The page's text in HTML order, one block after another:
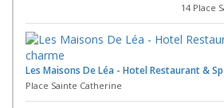
14 Place
Les Maisons De Léa - Hotel Restaurant &
Place Sainte Catherine